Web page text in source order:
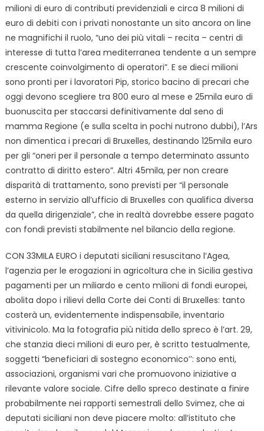
milioni di euro di contributi previdenziali e circa 8 milioni di
euro di debiti con i privati nonostante un sito ancora on line
ne magnifichi il ruolo, “uno dei più vitali – recita – centri di
interesse di tutta l’area mediterranea tendente a un sempre
crescente coinvolgimento di operatori”. E se dieci milioni
sono pronti per i lavoratori Pip, storico bacino di precari che
oggi devono scegliere tra 800 euro al mese e 25mila euro di
buonuscita per staccarsi definitivamente dal seno di
mamma Regione (e sulla scelta in pochi nutrono dubbi), l’Ars
non dimentica i precari di Bruxelles, destinando 125mila euro
per gli “oneri per il personale a tempo determinato assunto
contratto di diritto estero”. Altri 45mila, per non creare
disparità di trattamento, sono previsti per “il personale
esterno in servizio all’ufficio di Bruxelles con qualifica diversa
da quella dirigenziale”, che in realtà dovrebbe essere pagato
con fondi previsti stabilmente nel bilancio della regione.
CON 33MILA EURO i deputati siciliani resuscitano l’Agea,
l’agenzia per le erogazioni in agricoltura che in Sicilia gestiva
pagamenti per un miliardo e cento milioni di fondi europei,
abolita dopo i rilievi della Corte dei Conti di Bruxelles: tanto
costerà un, evidentemente indispensabile, inventario
vitivinicolo. Ma la fotografia più nitida dello spreco è l’art. 29,
che stanzia dieci milioni di euro per, è scritto testualmente,
soggetti “beneficiari di sostegno economico’’: sono enti,
associazioni, organismi vari che promuovono iniziative a
rilevante valore sociale. Cifre dello spreco destinate a finire
probabilmente nei rapporti semestrali dello Svimez, che ai
deputati siciliani non deve piacere molto: all’istituto che